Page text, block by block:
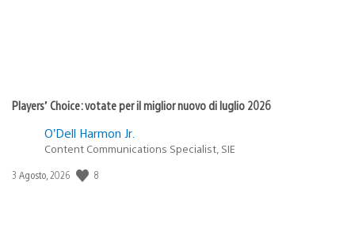
Players’ Choice: votate per il miglior nuovo di luglio 2026
O’Dell Harmon Jr.
Content Communications Specialist, SIE
Data
3 Agosto, 2026 8